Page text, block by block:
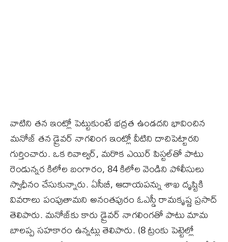
వాటిని తన ఇంట్లో పెట్టుకుంటే భద్రత ఉండదని భావించిన
మనోజ్ తన డ్రైవర్ నాగలింగ ఇంట్లో వీటిని దాచిపెట్టారని
గుర్తించారు. ఒక రివాల్వర్, మరొక ఎయిర్ పిస్టల్‌తో పాటు
రెండున్నర కిలోల బంగారం, 84 కిలోల వెండిని పోలీసులు
స్వాధీనం చేసుకున్నారు. ఏసీబీ, ఆదాయపన్ను శాఖ దృష్టికి
వివరాలు పంపుతామని అనంతపురం ఓఎస్డీ రామకృష్ణ ప్రసాద్
తెలిపారు. మనోజ్‌కు కారు డ్రైవర్‌ నాగలింగతో పాటు మామ
బాలప్ప సహకారం ఉన్నట్లు తెలిపారు. (8 ట్రంకు పెట్టెల్లో